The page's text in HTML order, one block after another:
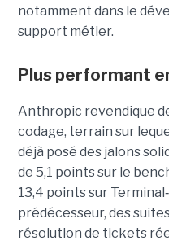
notamment dans le
support métier.
Plus performant
Anthropic revendique
codage, terrain sur
déjà posé des jalons
de 5,1 points sur le
13,4 points sur Terminal ‑
prédécesseur, des
résolution de tickets